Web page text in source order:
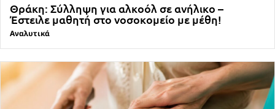
Θράκη: Σύλληψη για αλκοόλ σε ανήλικο –
Έστειλε μαθητή στο νοσοκομείο με μέθη!
Αναλυτικά